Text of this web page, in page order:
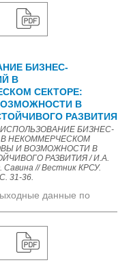
БИЗНЕС-
В
СЕКТОРЕ:
В
РАЗВИТИЯ
ИСПОЛЬЗОВАНИЕ БИЗНЕС-
НЕКОММЕРЧЕСКОМ
И ВОЗМОЖНОСТИ В
РАЗВИТИЯ / И.А.
Савина // Вестник КРСУ.
31-36.
данные по